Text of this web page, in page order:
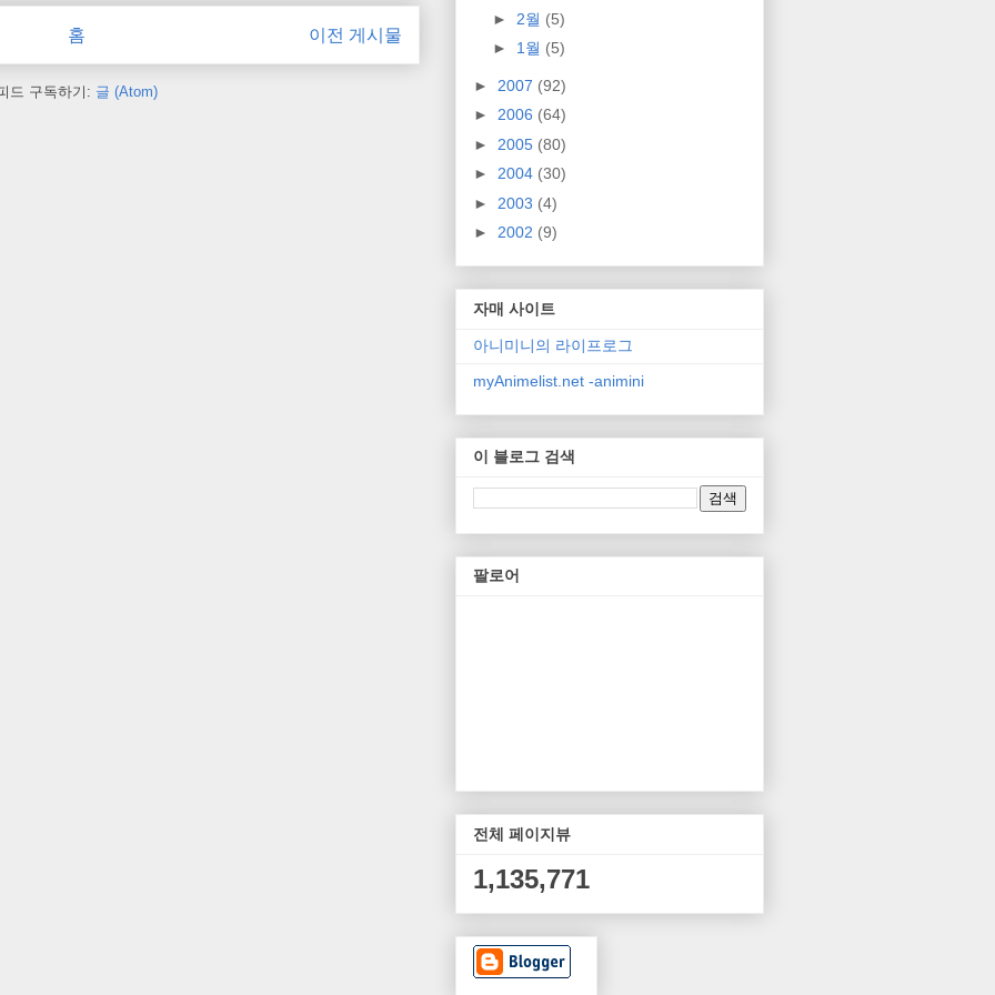
이전 게시물
홈
드 구독하기: 글 (Atom)
► 2월 (5)
► 1월 (5)
► 2007 (92)
► 2006 (64)
► 2005 (80)
► 2004 (30)
► 2003 (4)
► 2002 (9)
자매 사이트
아니미니의 라이프로그
myAnimelist.net -animini
이 블로그 검색
팔로어
전체 페이지뷰
1,135,771